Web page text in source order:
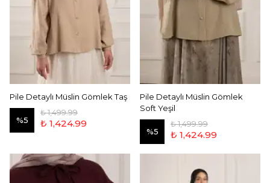
Pile Detaylı Müslin Gömlek Taş
%5
₺ 1,499.99
₺ 1,424.99
Pile Detaylı Müslin Gömlek
Soft Yeşil
%5
₺ 1,499.99
₺ 1,424.99